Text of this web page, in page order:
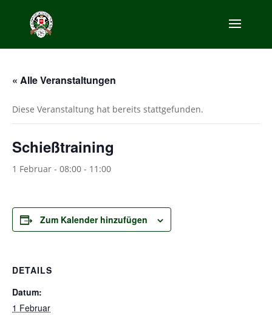
« Alle Veranstaltungen
Diese Veranstaltung hat bereits stattgefunden.
Schießtraining
1 Februar - 08:00 - 11:00
Zum Kalender hinzufügen
DETAILS
Datum:
1 Februar